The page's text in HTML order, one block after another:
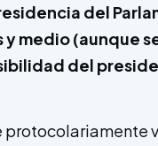
del
y medio (aunque
del
protocolariamente